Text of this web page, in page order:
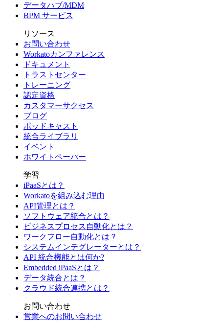
データハブ/MDM
BPM サービス
リソース
お問い合わせ
Workatoカンファレンス
ドキュメント
トラストセンター
トレーニング
認定資格
カスタマーサクセス
ブログ
ポッドキャスト
統合ライブラリ
イベント
ホワイトペーパー
学習
iPaaSとは？
Workatoを組み込む理由
API管理とは？
ソフトウェア統合とは？
ビジネスプロセス自動化とは？
ワークフロー自動化とは？
システムインテグレーターとは？
API 統合機能とは何か?
Embedded iPaaSとは？
データ統合とは？
クラウド統合連携とは？
お問い合わせ
営業へのお問い合わせ